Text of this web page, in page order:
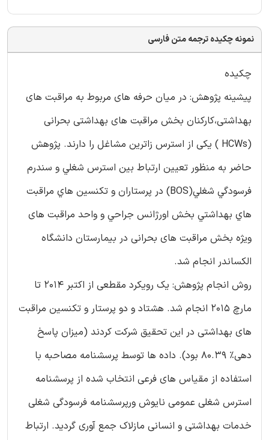
نمونه چکیده ترجمه متن فارسی
چکیده
پیشینه پژوهش: در میان حرفه های مربوط به مراقبت های
بهداشتی،کارکنان بخش مراقبت های بهداشتی بحرانی
(HCWs ) یکی از استرس زاترین مشاغل را دارند. پژوهش
حاضر به منظور تعيين ارتباط بين استرس شغلي و سندرم
فرسودگي شغلي(BOS) در پرستاران و تکنسين هاي مراقبت
هاي بهداشتي بخش اورژانس جراحي و واحد مراقبت های
ویژه بخش مراقبت های بحرانی در بیمارستان دانشگاه
الکساندر انجام شد.
روش انجام پژوهش: یک رویکرد مقطعی از اکتبر 2014 تا
مارچ 2015 انجام شد. هشتاد و دو پرستار و تکنسین مراقبت
های بهداشتی در این تحقیق شرکت کردند (میزان پاسخ
دهی٪ 80.39 بود). داده ها توسط پرسشنامه مصاحبه با
استفاده از مقیاس های فرعی انتخاب شده از پرسشنامه
استرس شغلی عمومی نایوش ورپرسشنامه فرسودگی شغلی
خدمات بهداشتی و انسانی مازلاک جمع آوری گردید. ارتباط